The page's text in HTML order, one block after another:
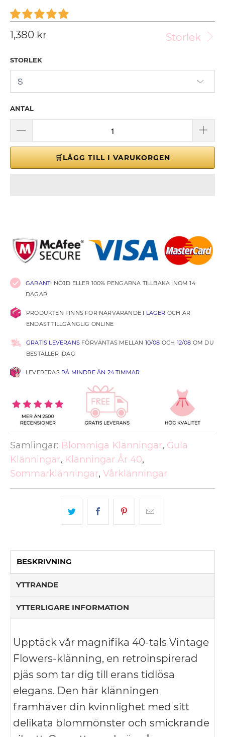
Storlek
1,380 kr
STORLEK
ANTAL
🛒LÄGG TILL I VARUKORGEN
GARANTI NÖJD ELLER 100% PENGARNA TILLBAKA INOM 14
DAGAR
PRODUKTEN FINNS FÖR NÄRVARANDE I LAGER OCH ÄR
ENDAST TILLGÄNGLIG ONLINE
GRATIS LEVERANS FÖRVÄNTAS MELLAN 10/08 OCH 12/08 OM DU
BESTÄLLER IDAG
LEVERERAS PÅ MINDRE ÄN 24 TIMMAR.
Samlingar: Blommiga Klänningar, Gula
Klänningar, Klänningar År 40,
Sommarklänningar, Vårklänningar
BESKRIVNING
YTTRANDE
YTTERLIGARE INFORMATION
Upptäck vår magnifika 40-tals Vintage
Flowers-klänning, en retroinspirerad
pjäs som tar dig till erans tidlösa
elegans. Den här klänningen
framhäver din kvinnlighet med sitt
delikata blommönster och smickrande